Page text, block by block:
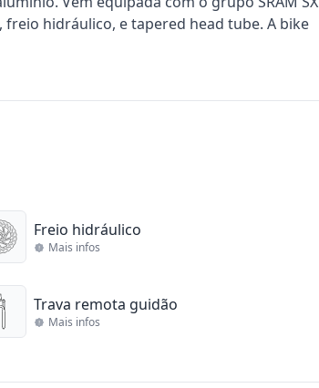
freio hidráulico, e tapered head tube. A bike
Freio hidráulico
Mais infos
Trava remota guidão
Mais infos